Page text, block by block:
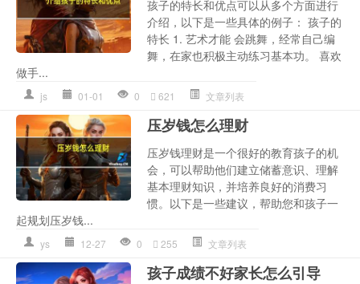
孩子的特长和优点可以从多个方面进行
介绍，以下是一些具体的例子： 孩子的
特长 1. 艺术才能 会跳舞，经常自己编
舞，在家也积极主动练习基本功。 喜欢
做手...
js 01-01 0 621 文章列表
压岁钱怎么理财
压岁钱理财是一个很好的教育孩子的机
会，可以帮助他们建立储蓄意识、理解
基本理财知识，并培养良好的消费习
惯。以下是一些建议，帮助您和孩子一
起规划压岁钱...
ys 12-27 0 255 文章列表
孩子成绩不好家长怎么引导